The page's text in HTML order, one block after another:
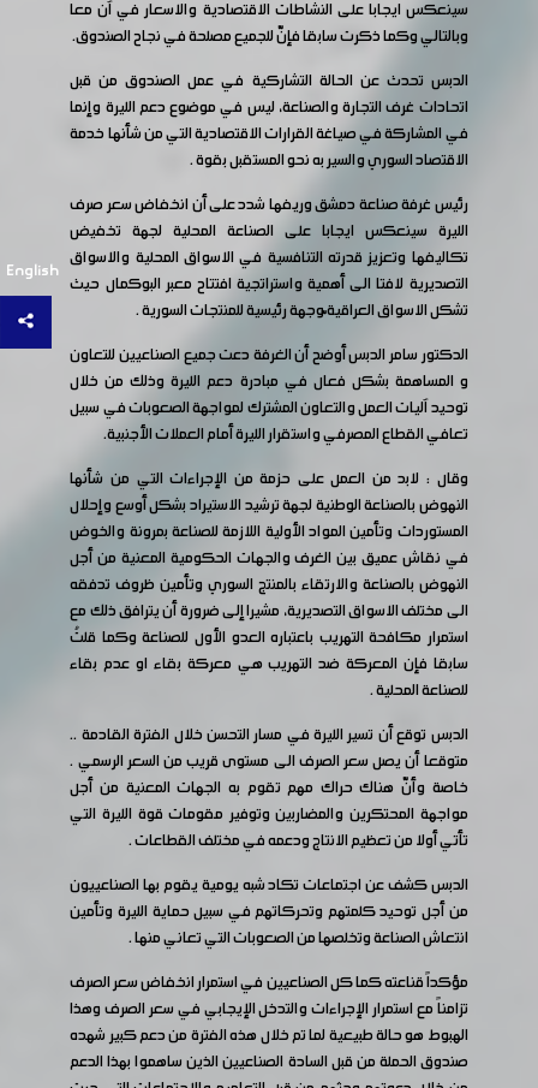
English
سينعكس ايجابا على النشاطات الاقتصادية والاسعار في آن معا
وبالتالي وكما ذكرت سابقا فإنّ للجميع مصلحة في نجاح الصندوق.
الدبس تحدث عن الحالة التشاركية في عمل الصندوق من قبل
اتحادات غرف التجارة والصناعة، ليس في موضوع دعم الليرة وإنما
في المشاركة في صياغة القرارات الاقتصادية التي من شأنها خدمة
الاقتصاد السوري والسير به نحو المستقبل بقوة .
رئيس غرفة صناعة دمشق وريفها شدد على أن انخفاض سعر صرف
الليرة سينعكس ايجابا على الصناعة المحلية لجهة تخفيض
تكاليفها وتعزيز قدرته التنافسية في الاسواق المحلية والاسواق
التصديرية لافتا الى أهمية واستراتجية افتتاح معبر البوكمال حيث
تشكل الاسواق العراقية ّوجهة رئيسية للمنتجات السورية .
الدكتور سامر الدبس أوضح أن الغرفة دعت جميع الصناعيين للتعاون
و المساهمة بشكل فعال في مبادرة دعم الليرة وذلك من خلال
توحيد آليات العمل والتعاون المشترك لمواجهة الصعوبات في سبيل
تعافي القطاع المصرفي واستقرار الليرة أمام العملات الأجنبية.
وقال : لابد من العمل على حزمة من الإجراءات التي من شأنها
النهوض بالصناعة الوطنية لجهة ترشيد الاستيراد بشكل أوسع وإحلال
المستوردات وتأمين المواد الأولية اللازمة للصناعة بمرونة والخوض
في نقاش عميق بين الغرف والجهات الحكومية المعنية من أجل
النهوض بالصناعة والارتقاء بالمنتج السوري وتأمين ظروف تدفقه
الى مختلف الاسواق التصديرية، مشيرا إلى ضرورة أن يترافق ذلك مع
استمرار مكافحة التهريب باعتباره العدو الأول للصناعة وكما قلتُ
سابقا فإن المعركة ضد التهريب هي معركة بقاء او عدم بقاء
للصناعة المحلية .
الدبس توقع أن تسير الليرة في مسار التحسن خلال الفترة القادمة ..
متوقعا أن يصل سعر الصرف الى مستوى قريب من السعر الرسمي .
خاصة وأنّ هناك حراك مهم تقوم به الجهات المعنية من أجل
مواجهة المحتكرين والمضاربين وتوفير مقومات قوة الليرة التي
تأتي أولا من تعظيم الانتاج ودعمه في مختلف القطاعات .
الدبس كشف عن اجتماعات تكاد شبه يومية يقوم بها الصناعييون
من أجل توحيد كلمتهم وتحركاتهم في سبيل حماية الليرة وتأمين
انتعاش الصناعة وتخلصها من الصعوبات التي تعاني منها .
مؤكداً قناعته كما كل الصناعيين في استمرار انخفاض سعر الصرف
تزامناً مع استمرار الإجراءات والتدخل الإيجابي في سعر الصرف وهذا
الهبوط هو حالة طبيعية لما تم خلال هذه الفترة من دعم كبير شهده
صندوق الحملة من قبل السادة الصناعيين الذين ساهموا بهذا الدعم